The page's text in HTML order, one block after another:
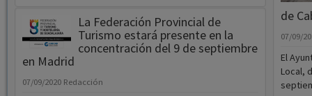
La Federación Provincial de
Turismo estará presente en la
concentración del 9 de septiembre
en Madrid
07/09/2020 Redacción
de
07/09/
El
Local,